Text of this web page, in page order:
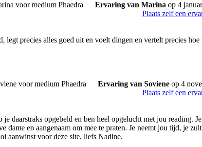
Ervaring van Marina op 4
Plaats zelf een
legt precies alles goed uit en voelt dingen en vertelt precies
Ervaring van Soviene op 4
Plaats zelf een
daarstraks opgebeld en ben heel opgelucht met jou reading.
dame en aangenaam om mee te praten. Je neemt jou tijd, je
aanwinst voor deze site, liefs Nadine.